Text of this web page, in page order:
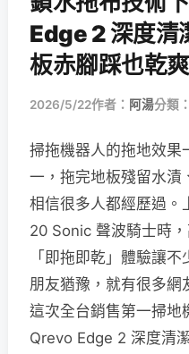
Edge 2 深度清
板赤腳踩也乾爽
2026/5/22作者： 阿湯分類：
掃拖機器人的拖地效果
一，拖完地板殘留水漬
相信很多人都經歷過。
20 Sonic 聲波騎士時
「即拖即乾」體驗讓
朋友猶豫，就有很多網
這次全台銷售第一掃地
Qrevo Edge 2 深度清